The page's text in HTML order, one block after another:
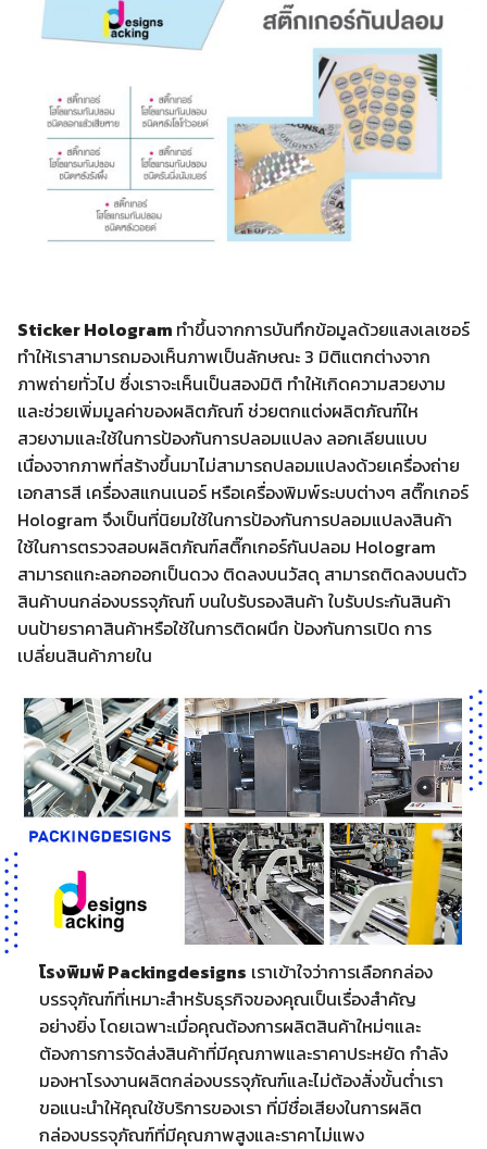
Sticker Hologram ทำขึ้นจากการบันทึกข้อมูลด้วยแสงเลเซอร์
ทำให้เราสามารถมองเห็นภาพเป็นลักษณะ 3 มิติแตกต่างจาก
ภาพถ่ายทั่วไป ซึ่งเราจะเห็นเป็นสองมิติ ทำให้เกิดความสวยงาม
และช่วยเพิ่มมูลค่าของผลิตภัณฑ์ ช่วยตกแต่งผลิตภัณฑ์ให
สวยงามและใช้ในการป้องกันการปลอมแปลง ลอกเลียนแบบ
เนื่องจากภาพที่สร้างขึ้นมาไม่สามารถปลอมแปลงด้วยเครื่องถ่าย
เอกสารสี เครื่องสแกนเนอร์ หรือเครื่องพิมพ์ระบบต่างๆ สติ๊กเกอร์
Hologram จึงเป็นที่นิยมใช้ในการป้องกันการปลอมแปลงสินค้า
ใช้ในการตรวจสอบผลิตภัณฑ์สติ๊กเกอร์กันปลอม Hologram
สามารถแกะลอกออกเป็นดวง ติดลงบนวัสดุ สามารถติดลงบนตัว
สินค้าบนกล่องบรรจุภัณฑ์ บนใบรับรองสินค้า ใบรับประกันสินค้า
บนป้ายราคาสินค้าหรือใช้ในการติดผนึก ป้องกันการเปิด การ
เปลี่ยนสินค้าภายใน
โรงพิมพ์ Packingdesigns เราเข้าใจว่าการเลือกกล่อง
บรรจุภัณฑ์ที่เหมาะสำหรับธุรกิจของคุณเป็นเรื่องสำคัญ
อย่างยิ่ง โดยเฉพาะเมื่อคุณต้องการผลิตสินค้าใหม่ๆและ
ต้องการการจัดส่งสินค้าที่มีคุณภาพและราคาประหยัด กำลัง
มองหาโรงงานผลิตกล่องบรรจุภัณฑ์และไม่ต้องสั่งขั้นต่ำเรา
ขอแนะนำให้คุณใช้บริการของเรา ที่มีชื่อเสียงในการผลิต
กล่องบรรจุภัณฑ์ที่มีคุณภาพสูงและราคาไม่แพง